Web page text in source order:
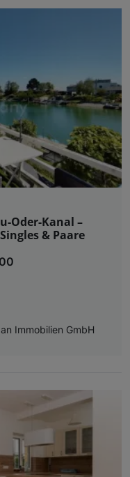
Oder-Kanal –
& Paare
Immobilien GmbH